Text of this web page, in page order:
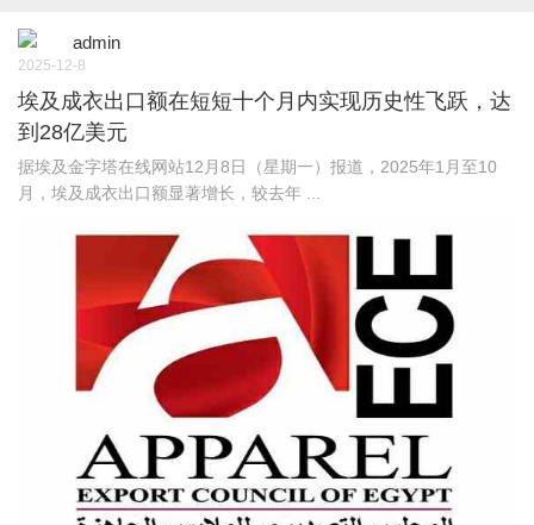
admin
2025-12-8
埃及成衣出口额在短短十个月内实现历史性飞跃，达
到28亿美元
据埃及金字塔在线网站12月8日（星期一）报道，2025年1月至10
月，埃及成衣出口额显著增长，较去年 ...